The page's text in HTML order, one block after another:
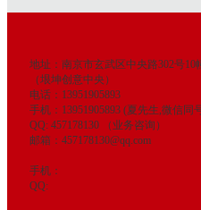
地址：南京市玄武区中央路302号10
（垠坤创意中央）
电话：13951905893
手机：13951905893 (夏先生,微信同
QQ: 457178130 （业务咨询）
邮箱：457178130@qq.com
手机：
QQ: